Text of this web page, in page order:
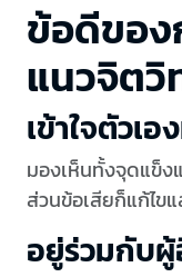
ข้อดีของ
แนวจิต
เข้าใจตัวเ
มองเห็นทั้งจุดแข็
ส่วนข้อเสียก็แก้ไข
อยู่ร่วมกับ